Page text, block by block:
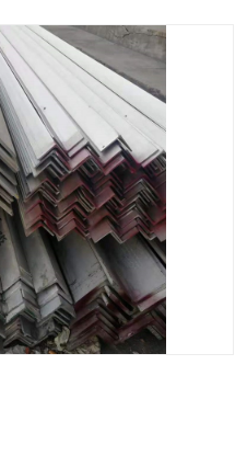
不锈钢工业方管
不锈钢法兰
不锈钢槽钢